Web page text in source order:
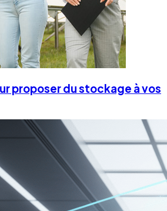
proposer du stockage à vos